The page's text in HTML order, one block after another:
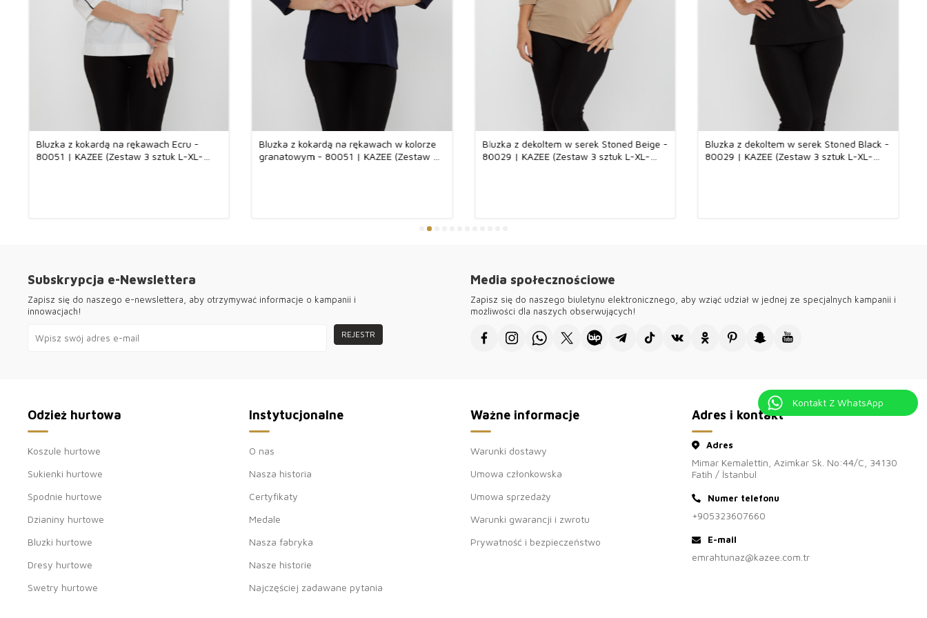
Kontakt Z WhatsApp
Gdzie można używać bluzek?
Nasza szeroka gama produktów umożliwia różnorodne zastosowania w każdym
środowisku. Podczas gdy prostsze i wygodniejsze modele można preferować na
co dzień, mamy również stylowe i modne bluzki, które można nosić zarówno w
życiu biznesowym, jak i na specjalne okazje. W biurze możesz stworzyć
profesjonalny i modny wygląd dzięki eleganckiej bluzce. Ponadto możesz
stworzyć elegancką stylizację na wieczornych przyjęciach, wybierając nasze
modele wyróżniające się wyjątkowymi szczegółami wzornictwa.
Bluzki te wyróżniają się jakością marki Kazee i są ponadczasowymi elementami
garderoby, które każda kobieta powinna mieć w swojej szafie. Produkty te,
nadające się do sprzedaży hurtowej w butikach, dodadzą wartości Twojemu
temu zapewnia elegancję i wygodę zarówno w codziennych stylizacjach, jak i w
wyjątkowych momentach. Ta dzianinowa odzież, odpowiednia do noszenia o
każdej porze roku, to kandydatka na niezbędny element każdej garderoby.
Polska moda tonietylkostyl, aletakżejakość. W naszychbutikach w Warszawie,
Tylko u nas modnaodzieżdamskadostępna w konkurencyjnychcenach,
idealnadlahurtowychklientów. Naszekolekcjesązgodne z najnowszymitrendami,
●Dziękujemy za odwiedzenie naszego sklepu hurtowego z odzieżą damską,
witryny sprzedaży hurtowej Kazee Official.
Bluzka z kokardą na rękawach Ecru -
80051 | KAZEE (Zestaw 3 sztuk L-XL-
Bluzka z kokardą na rękawach w kolorze
granatowym - 80051 | KAZEE (Zestaw 3
Bluzka z dekoltem w serek Stoned Beige -
80029 | KAZEE (Zestaw 3 sztuk L-XL-
Bluzka z dekoltem w serek Stoned Black -
80029 | KAZEE (Zestaw 3 sztuk L-XL-
Subskrypcja e-Newslettera
Zapisz się do naszego e-newslettera, aby otrzymywać informacje o kampanii i
innowacjach!
REJESTR
Media społecznościowe
Zapisz się do naszego biuletynu elektronicznego, aby wziąć udział w jednej ze specjalnych kampanii i
możliwości dla naszych obserwujących!
Odzież hurtowa
Koszule hurtowe
Sukienki hurtowe
Spodnie hurtowe
Dzianiny hurtowe
Bluzki hurtowe
Dresy hurtowe
Swetry hurtowe
Instytucjonalne
O nas
Nasza historia
Certyfikaty
Medale
Nasza fabryka
Nasze historie
Najczęściej zadawane pytania
Ważne informacje
Warunki dostawy
Umowa członkowska
Umowa sprzedaży
Warunki gwarancji i zwrotu
Prywatność i bezpieczeństwo
Adres i kontakt
Adres
Mimar Kemalettin, Azimkar Sk. No:44/C, 34130
Fatih / İstanbul
Numer telefonu
+905323607660
E-mail
emrahtunaz@kazee.com.tr